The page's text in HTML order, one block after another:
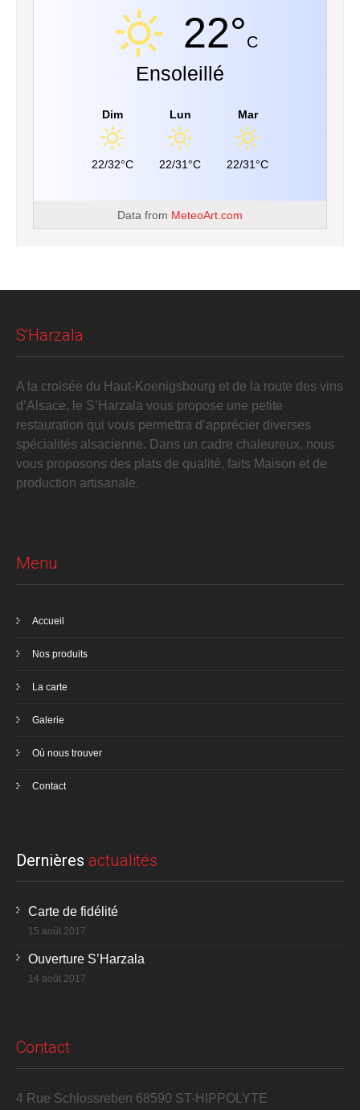
22°C
Ensoleillé
Dim
22/32°C
Lun
22/31°C
Mar
22/31°C
Data from MeteoArt.com
S'Harzala
A la croisée du Haut-Koenigsbourg et de la route des vins
d’Alsace, le S’Harzala vous propose une petite
restauration qui vous permettra d’apprécier diverses
spécialités alsacienne. Dans un cadre chaleureux, nous
vous proposons des plats de qualité, faits Maison et de
production artisanale.
Menu
Accueil
Nos produits
La carte
Galerie
Où nous trouver
Contact
Dernières actualités
Carte de fidélité
15 août 2017
Ouverture S’Harzala
14 août 2017
Contact
4 Rue Schlossreben 68590 ST-HIPPOLYTE